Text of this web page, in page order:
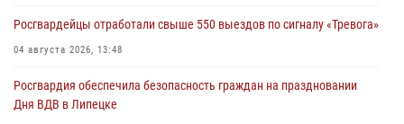
Росгвардейцы отработали свыше 550 выездов по сигналу «Тревога»
04 августа 2026, 13:48
Росгвардия обеспечила безопасность граждан на праздновании
Дня ВДВ в Липецке